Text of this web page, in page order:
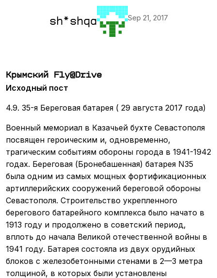
sh*shqa Sep 21, 2017
Крымский Fly@Drive
Исходный пост
4.9. 35-я Береговая батарея ( 29 августа 2017 года)
Военный мемориал в Казачьей бухте Севастополя
посвящен героическим и, одновременно,
трагическим событиям обороны города в 1941-1942
годах. Береговая (Бронебашенная) батарея N35
была одним из самых мощных фортификационных
артиллерийских сооружений береговой обороны
Севастополя. Строительство укрепленного
берегового батарейного комплекса было начато в
1913 году и продолжено в советский период,
вплоть до начала Великой отечественной войны в
1941 году. Батарея состояла из двух орудийных
блоков с железобетонными стенами в 2—3 метра
толщиной, в которых были установлены